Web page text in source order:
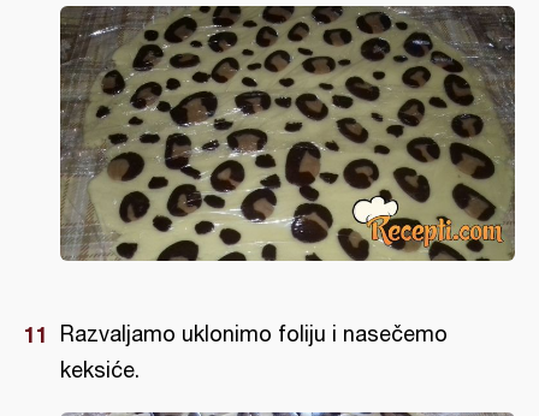
Razvaljamo uklonimo foliju i nasečemo
keksiće.